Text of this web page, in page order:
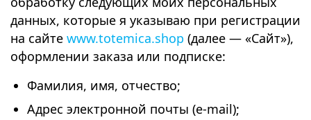
данных, которые я указываю при регистрации
на сайте www.totemica.shop (далее — «Сайт»),
оформлении заказа или подписке:
Фамилия, имя, отчество;
Адрес электронной почты (e-mail);